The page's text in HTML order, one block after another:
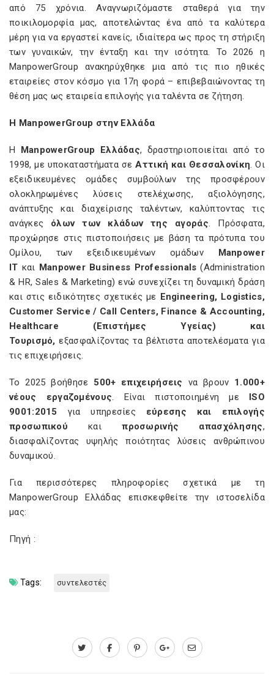
από 75 χρόνια. Αναγνωριζόμαστε σταθερά για την
ποικιλομορφία μας, αποτελώντας ένα από τα καλύτερα
μέρη για να εργαστεί κανείς, ιδιαίτερα ως προς τη στήριξη
των γυναικών, την ένταξη και την ισότητα. Το 2026 η
ManpowerGroup ανακηρύχθηκε μια από τις πιο ηθικές
εταιρείες στον κόσμο για 17η φορά – επιβεβαιώνοντας τη
θέση μας ως εταιρεία επιλογής για ταλέντα σε ζήτηση.
Η ManpowerGroup στην Ελλάδα
Η ManpowerGroup Ελλάδας, δραστηριοποιείται από το
1998, με υποκαταστήματα σεΑττική και Θεσσαλονίκη. Οι
εξειδικευμένες ομάδες συμβούλων της προσφέρουν
ολοκληρωμένες λύσεις στελέχωσης, αξιολόγησης,
ανάπτυξης και διαχείρισης ταλέντων, καλύπτοντας τις
ανάγκες όλων των κλάδων της αγοράς. Πρόσφατα,
προχώρησε στις πιστοποιήσεις με βάση τα πρότυπα του
Ομίλου, των εξειδικευμένων ομάδων Manpower
IT και Manpower Business Professionals (Administration
& HR, Sales & Marketing) ενώ συνεχίζει τη δυναμική δράση
και στις ειδικότητες σχετικές με Engineering, Logistics,
Customer Service / Call Centers, Finance & Accounting,
Healthcare (Επιστήμες Υγείας) και
Τουρισμό, εξασφαλίζοντας τα βέλτιστα αποτελέσματα για
τις επιχειρήσεις.
Το 2025 βοήθησε 500+ επιχειρήσεις να βρουν 1.000+
νέους εργαζομένους. Είναι πιστοποιημένη με ISO
9001:2015 για υπηρεσίες εύρεσης και επιλογής
προσωπικού καιπροσωρινής απασχόλησης,
διασφαλίζοντας υψηλής ποιότητας λύσεις ανθρώπινου
δυναμικού.
Για περισσότερες πληροφορίες σχετικά με τη
ManpowerGroup Ελλάδας επισκεφθείτε την ιστοσελίδα
μας:
Πηγή :
Tags: συντελεστές